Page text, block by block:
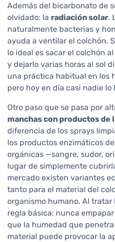
Además del bicarbonato de
olvidado: la radiación solar.
naturalmente bacterias y
ayuda a ventilar el colchón.
lo ideal es sacar el colchón
y dejarlo varias horas al sol
una práctica habitual en los
pero hoy en día casi nadie lo
Otro paso que se pasa por
manchas con productos
diferencia de los sprays
los productos enzimáticos
orgánicas —sangre, sudor,
lugar de simplemente
mercado existen variantes
tanto para el material del
organismo humano. Al tratar
regla básica: nunca
que la humedad que
material puede provocar la